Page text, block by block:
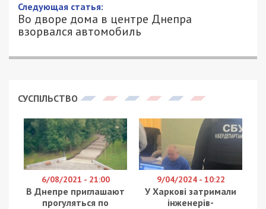
Следующая статья:
Во дворе дома в центре Днепра
взорвался автомобиль
СУСПІЛЬСТВО
6/08/2021 - 21:00
В Днепре приглашают
прогуляться по
9/04/2024 - 10:22
У Харкові затримали
інженерів-